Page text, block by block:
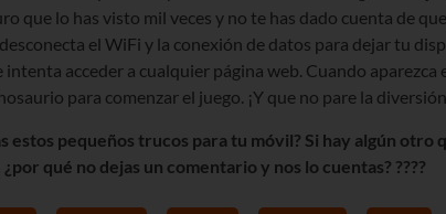
que lo has visto mil veces y no te has dado cuenta de
el WiFi y la conexión de datos para dejar tu
intenta acceder a cualquier página web. Cuando aparezca
para comenzar el juego. ¡Y que no pare la
estos pequeños trucos para tu móvil? Si hay algún
qué no dejas un comentario y nos lo cuentas? ????